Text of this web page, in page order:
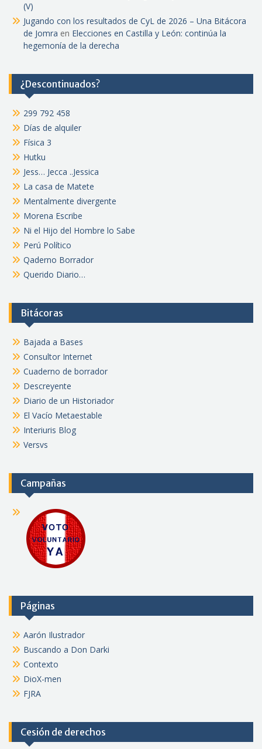
(V)
Jugando con los resultados de CyL de 2026 – Una Bitácora
de Jomra en Elecciones en Castilla y León: continúa la
hegemonía de la derecha
¿Descontinuados?
299 792 458
Días de alquiler
Física 3
Hutku
Jess… Jecca ..Jessica
La casa de Matete
Mentalmente divergente
Morena Escribe
Ni el Hijo del Hombre lo Sabe
Perú Político
Qaderno Borrador
Querido Diario…
Bitácoras
Bajada a Bases
Consultor Internet
Cuaderno de borrador
Descreyente
Diario de un Historiador
El Vacío Metaestable
Interiuris Blog
Versvs
Campañas
Páginas
Aarón Ilustrador
Buscando a Don Darki
Contexto
DioX-men
FJRA
Cesión de derechos